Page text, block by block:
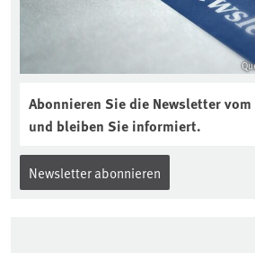
Abonnieren Sie die Newsletter
und bleiben Sie informiert.
Newsletter abonnieren